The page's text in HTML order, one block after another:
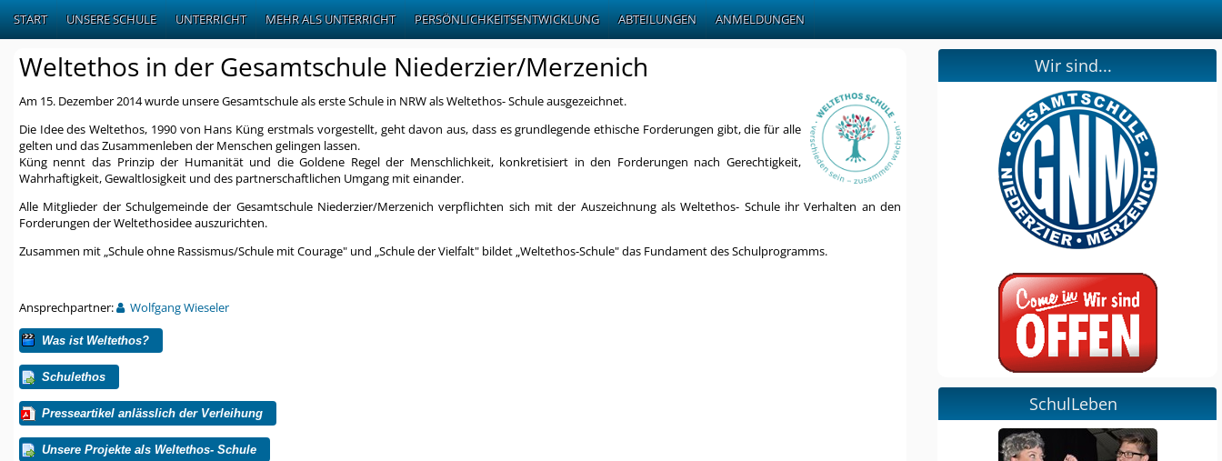
START UNSERE SCHULE UNTERRICHT MEHR ALS UNTERRICHT PERSÖNLICHKEITSENTWICKLUNG ABTEILUNGEN ANMELDUNGEN
Weltethos in der Gesamtschule Niederzier/Merzenich
Am 15. Dezember 2014 wurde unsere Gesamtschule als erste Schule in NRW als Weltethos- Schule ausgezeichnet.
Die Idee des Weltethos, 1990 von Hans Küng erstmals vorgestellt, geht davon aus, dass es grundlegende ethische Forderungen gibt, die für alle
gelten und das Zusammenleben der Menschen gelingen lassen.
Küng nennt das Prinzip der Humanität und die Goldene Regel der Menschlichkeit, konkretisiert in den Forderungen nach Gerechtigkeit,
Wahrhaftigkeit, Gewaltlosigkeit und des partnerschaftlichen Umgang mit einander.
Alle Mitglieder der Schulgemeinde der Gesamtschule Niederzier/Merzenich verpflichten sich mit der Auszeichnung als Weltethos- Schule ihr Verhalten an den
Forderungen der Weltethosidee auszurichten.
Zusammen mit „Schule ohne Rassismus/Schule mit Courage" und „Schule der Vielfalt" bildet „Weltethos-Schule" das Fundament des Schulprogramms.
Ansprechpartner: Wolfgang Wieseler
Was ist Weltethos?
Schulethos
Presseartikel anlässlich der Verleihung
Unsere Projekte als Weltethos- Schule
Wir sind...
SchulLeben